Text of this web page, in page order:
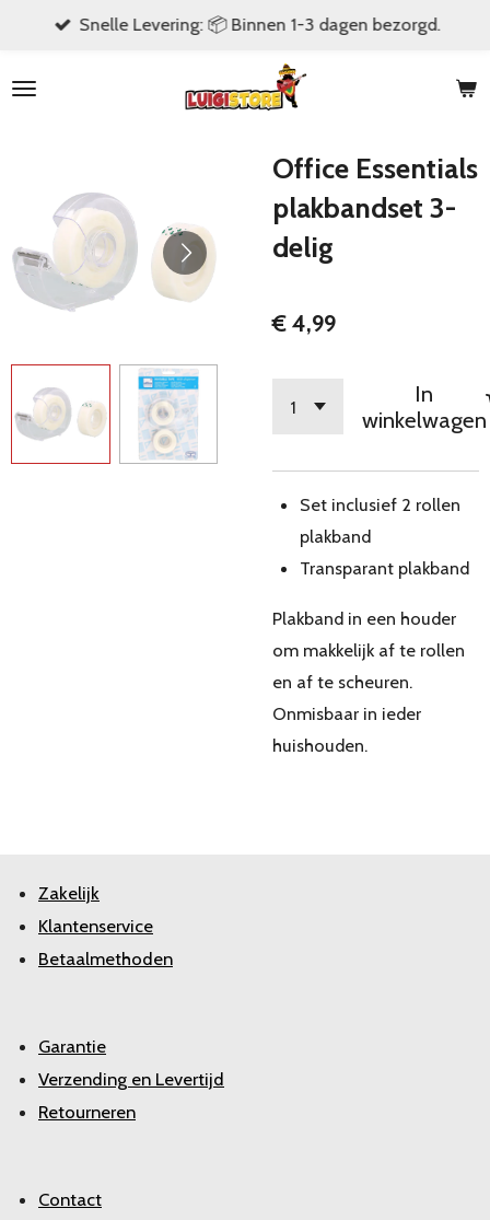
naar
Snelle Levering: 📦 Binnen 1-3 dagen bezorgd.
Office Essentials
plakbandset 3-
delig
€ 4,99
In
winkelwagen
Set inclusief 2 rollen
plakband
Transparant plakband
Plakband in een houder
om makkelijk af te rollen
en af te scheuren.
Onmisbaar in ieder
huishouden.
Zakelijk
Klantenservice
Betaalmethoden
Garantie
Verzending en Levertijd
Retourneren
Contact